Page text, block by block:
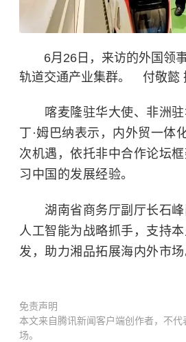
6月26日，来访的外国领
轨道交通产业集群。 付敬懿
喀麦隆驻华大使、非洲驻
丁·姆巴纳表示，内外贸一体
次机遇，依托非中合作论坛
习中国的发展经验。
湖南省商务厅副厅长石峰
人工智能为战略抓手，支持
发，助力湘品拓展海内外市
免责声明
本文来自腾讯新闻客户端创作者，不
场。